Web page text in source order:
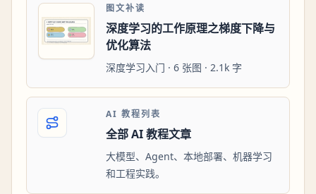
图文补读
深度学习的工作原理之梯度下降与
优化算法
深度学习入门 · 6 张图 · 2.1k 字
AI 教程列表
全部 AI 教程文章
大模型、Agent、本地部署、机器学习
和工程实践。